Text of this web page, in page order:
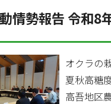
情勢報告 令和8
オクラの
夏秋高糖
高吾地区